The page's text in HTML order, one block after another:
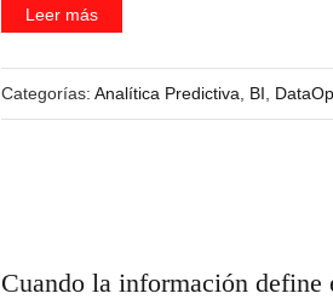
Leer más
Categorías: Analítica Predictiva BI
Cuando la información define